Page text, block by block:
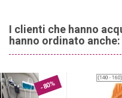
I clienti che hanno
hanno ordinato anche:
-80%